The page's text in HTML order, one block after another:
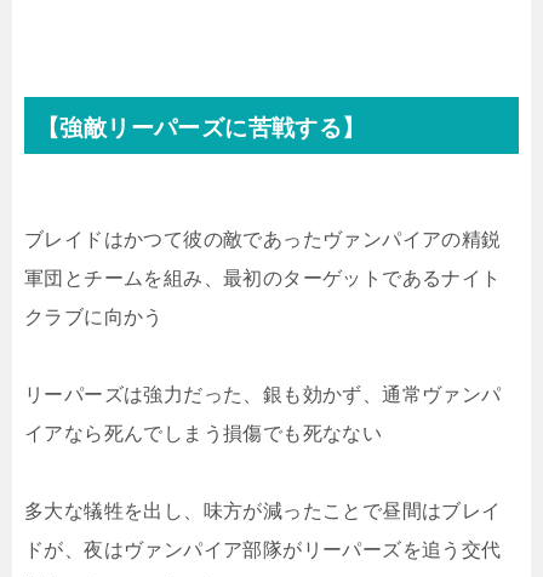
【強敵リーパーズに苦戦する】
ブレイドはかつて彼の敵であったヴァンパイアの精鋭
軍団とチームを組み、最初のターゲットであるナイト
クラブに向かう
リーパーズは強力だった、銀も効かず、通常ヴァンパ
イアなら死んでしまう損傷でも死なない
多大な犠牲を出し、味方が減ったことで昼間はブレイ
ドが、夜はヴァンパイア部隊がリーパーズを追う交代